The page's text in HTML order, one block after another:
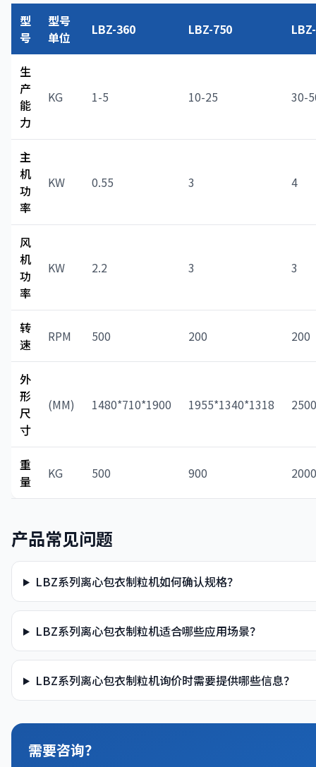
型
号
型号
单位
LBZ-360 LBZ-750
生
产
能
力
KG 1-5 10-25 30-
主
机
功
率
KW 0.55 3 4
风
机
功
率
KW 2.2 3 3
转
速
RPM 500 200 200
外
形
尺
寸
(MM) 1480*710*1900 1955*1340*1318
重
量
KG 500 900 2000
产品常见问题
LBZ系列离心包衣制粒机如何确认规格？
LBZ系列离心包衣制粒机适合哪些应用场景？
LBZ系列离心包衣制粒机询价时需要提供哪些信息？
需要咨询？